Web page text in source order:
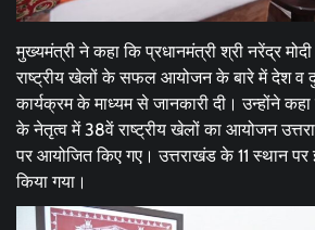
मुख्यमंत्री ने कहा कि प्रधानमंत्री श्री नरेंद्र
राष्ट्रीय खेलों के सफल आयोजन के बारे में देश व
कार्यक्रम के माध्यम से जानकारी दी। उन्होंने कहा
के नेतृत्व में 38वें राष्ट्रीय खेलों का आयोजन
पर आयोजित किए गए। उत्तराखंड के 11 स्थान
किया गया।